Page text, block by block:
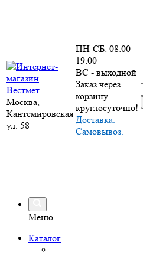
Москва,
Кантемировская
ул. 58
ПН-СБ: 08:00 -
19:00
ВС - выходной
Заказ через
корзину -
круглосуточно!
Доставка.
Самовывоз.
Меню
Каталог